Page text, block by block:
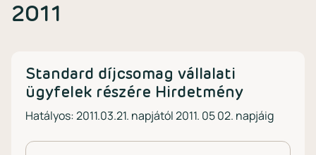
2011
Standard díjcsomag vállalati
ügyfelek részére Hirdetmény
Hatályos: 2011.03.21. napjától 2011. 05 02. napjáig